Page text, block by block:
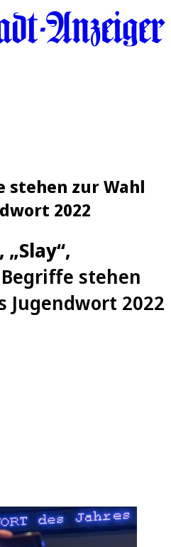
stehen zur Wahl
2022
„Slay“,
stehen
Jugendwort 2022